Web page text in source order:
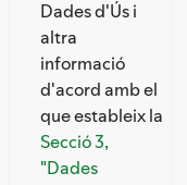
Dades d'Ús i
altra
informació
d'acord amb el
que estableix la
Secció 3,
"Dades